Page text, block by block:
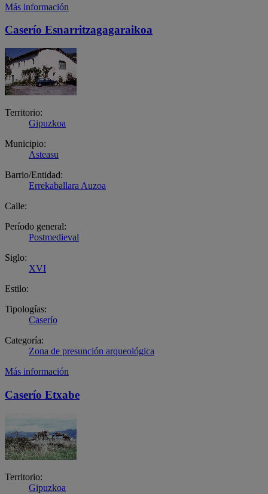
Más información
Caserío Esnarritzagagaraikoa
Territorio:
Gipuzkoa
Municipio:
Asteasu
Barrio/Entidad:
Errekaballara Auzoa
Calle:
Período general:
Postmedieval
Siglo:
XVI
Estilo:
Tipologías:
Caserío
Categoría:
Zona de presunción arqueológica
Más información
Caserío Etxabe
Territorio:
Gipuzkoa